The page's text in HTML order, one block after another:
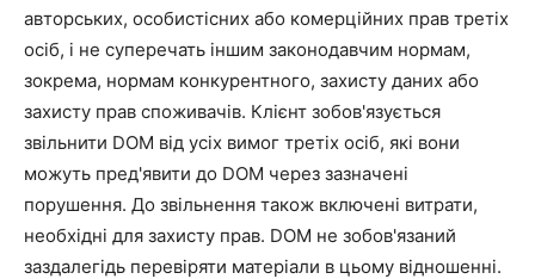
авторських, особистісних або комерційних прав третіх
осіб, і не суперечать іншим законодавчим нормам,
зокрема, нормам конкурентного, захисту даних або
захисту прав споживачів. Клієнт зобов'язується
звільнити DOM від усіх вимог третіх осіб, які вони
можуть пред'явити до DOM через зазначені
порушення. До звільнення також включені витрати,
необхідні для захисту прав. DOM не зобов'язаний
заздалегідь перевіряти матеріали в цьому відношенні.